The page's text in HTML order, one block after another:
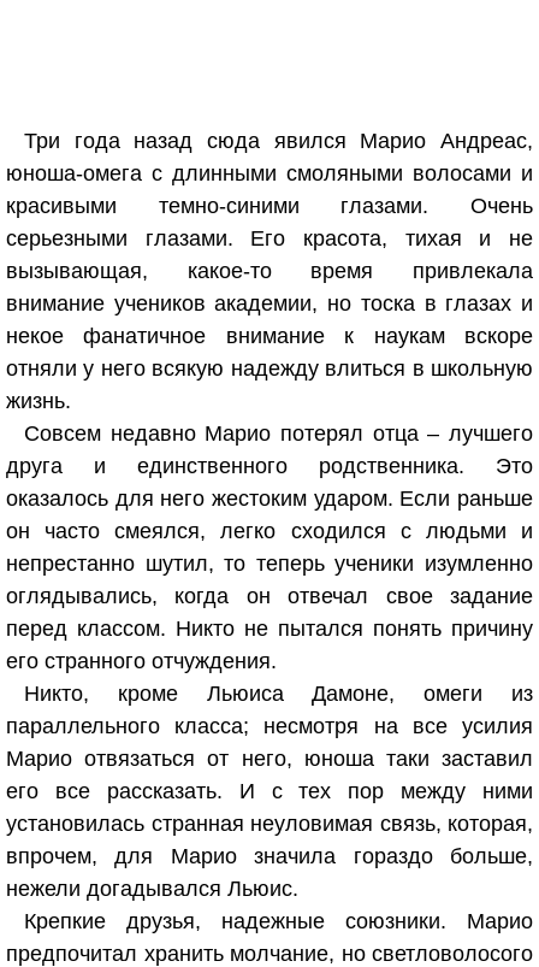
Три года назад сюда явился Марио Андреас,
юноша-омега с длинными смоляными волосами и
красивыми темно-синими глазами. Очень
серьезными глазами. Его красота, тихая и не
вызывающая, какое-то время привлекала
внимание учеников академии, но тоска в глазах и
некое фанатичное внимание к наукам вскоре
отняли у него всякую надежду влиться в школьную
жизнь.
Совсем недавно Марио потерял отца – лучшего
друга и единственного родственника. Это
оказалось для него жестоким ударом. Если раньше
он часто смеялся, легко сходился с людьми и
непрестанно шутил, то теперь ученики изумленно
оглядывались, когда он отвечал свое задание
перед классом. Никто не пытался понять причину
его странного отчуждения.
Никто, кроме Льюиса Дамоне, омеги из
параллельного класса; несмотря на все усилия
Марио отвязаться от него, юноша таки заставил
его все рассказать. И с тех пор между ними
установилась странная неуловимая связь, которая,
впрочем, для Марио значила гораздо больше,
нежели догадывался Льюис.
Крепкие друзья, надежные союзники. Марио
предпочитал хранить молчание, но светловолосого